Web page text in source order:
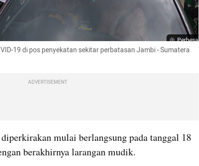
Perbesar
19 di pos penyekatan sekitar perbatasan Jambi - Sumatera
ADVERTISEMENT
mulai berlangsung pada tanggal 18
berakhirnya larangan mudik.